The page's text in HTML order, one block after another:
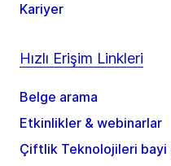
Kariyer
Hızlı Erişim Linkleri
Belge arama
Etkinlikler & webinarlar
Çiftlik Teknolojileri bayi